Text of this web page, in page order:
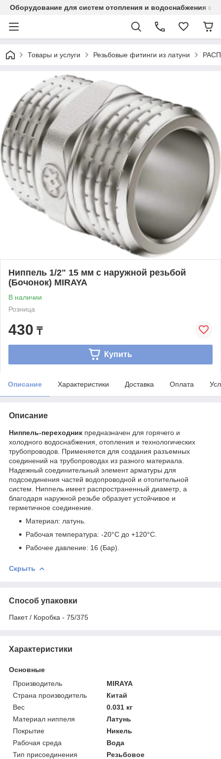
Оборудование для систем отопления и водоснабжения в
Товары и услуги Резьбовые фитинги из латуни
Ниппель 1/2" 15 мм с наружной резьбой
(Бочонок) MIRAYA
В наличии
Розница
430 ₸
Купить
Описание Характеристики Доставка Оплата
Описание
Ниппель-переходник предназначен для горячего и
холодного водоснабжения, отопления и технологических
трубопроводов. Применяется для создания разъемных
соединений на трубопроводах из разного материала.
Надежный соединительный элемент арматуры для
подсоединения частей водопроводной и отопительной
систем. Ниппель имеет распространенный диаметр, а
благодаря наружной резьбе образует устойчивое и
герметичное соединение.
Материал: латунь.
Рабочая температура: -20°С до +120°С.
Рабочее давление: 16 (Бар).
Скрыть
Способ упаковки
Пакет / Коробка - 75/375
Характеристики
Основные
Производитель
MIRAYA
Страна производитель
Китай
Вес
0.031 кг
Материал ниппеля
Латунь
Покрытие
Никель
Рабочая среда
Вода
Тип присоединения
Резьбовое